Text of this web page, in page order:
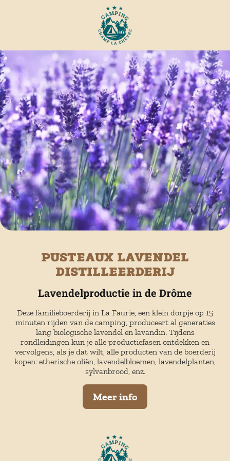
Pusteaux lavendel
distilleerderij
Lavendelproductie in de Drôme
Deze familieboerderij in La Faurie, een klein dorpje op 15
minuten rijden van de camping, produceert al generaties
lang biologische lavendel en lavandin. Tijdens
rondleidingen kun je alle productiefasen ontdekken en
vervolgens, als je dat wilt, alle producten van de boerderij
kopen: etherische oliën, lavendelbloemen, lavendelplanten,
sylvanbrood, enz.
Meer info